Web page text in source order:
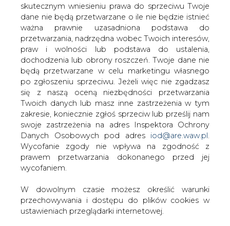
praw i wolności lub podstawa do ustalenia,
dochodzenia lub obrony roszczeń. Twoje dane nie
będą przetwarzane w celu marketingu własnego
po zgłoszeniu sprzeciwu. Jeżeli więc nie zgadzasz
się z naszą oceną niezbędności przetwarzania
Twoich danych lub masz inne zastrzeżenia w tym
zakresie, koniecznie zgłoś sprzeciw lub prześlij nam
swoje zastrzeżenia na adres Inspektora Ochrony
Danych Osobowych pod adresiod@are.waw.pl.
Wycofanie zgody nie wpływa na zgodność z
prawem przetwarzania dokonanego przed jej
wycofaniem.
W dowolnym czasie możesz określić warunki
przechowywania i dostępu do plików cookies w
ustawieniach przeglądarki internetowej.
Jeśli zgadzasz się na wykorzystanie technologii
plików cookies wystarczy kliknąć poniższy przycisk
„Przejdź do serwisu”.
konkursu dla szkół Ogólnopolskiej Sieci
Edukacyjnej (OSE)
Co trzeba zrobić, aby wziąć udział w konkursie?
Krok 1.Zorganizujcie dowolną szkolną inicjatywę, której
celem będzie przekazanie wiedzy na temat tego,
dlaczego oszczędzanie energii jest istotne i na jakie
sposoby można to robić. Wydarzenie, konkurs
plastyczny, projekt edukacyjny – możliwości jest wiele.
Bardzo ważne jest to, aby w dany pomysł zaangażować
jak najwięcej uczniów –
każda szkoła może wysłać tylko
jedno zgłoszenie.
UWAGA! Nie zapomnijcie o zdrowych cyfrowych
nawykach – one też są sposobem na to, aby zużywać
Krok 2.Przygotujcie relację z przebiegu Waszej
inicjatywy – szczegółowy opis i zdjęcia (to warunek